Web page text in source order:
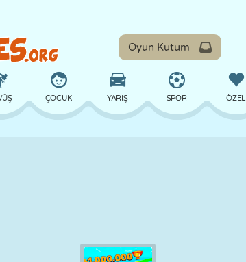
Oyun Kutum
ÇOCUK YARIŞ SPOR ÖZEL